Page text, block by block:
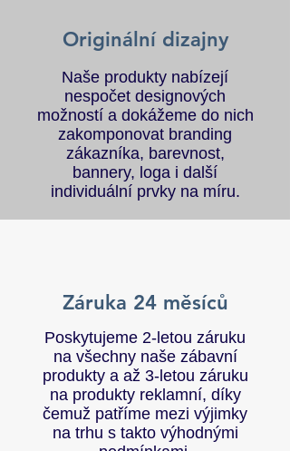
Originální dizajny
Naše produkty nabízejí
nespočet designových
možností a dokážeme do nich
zakomponovat branding
zákazníka, barevnost,
bannery, loga i další
individuální prvky na míru.
Záruka 24 měsíců
Poskytujeme 2-letou záruku
na všechny naše zábavní
produkty a až 3-letou záruku
na produkty reklamní, díky
čemuž patříme mezi výjimky
na trhu s takto výhodnými